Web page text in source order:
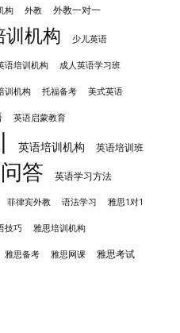
构 外教 外教一对一
训机构 少儿英语
语培训机构 成人英语学习班
训机构 托福备考 美式英语
英语启蒙教育
英语培训机构 英语培训班
答 英语学习方法
菲律宾外教 语法学习 雅思1对1
技巧 雅思培训机构
雅思备考 雅思网课 雅思考试